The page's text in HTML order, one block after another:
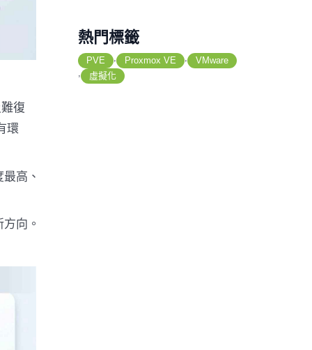
復
環
高、
向。
熱門標籤
PVE , Proxmox VE ,
VMware
,
虛擬化